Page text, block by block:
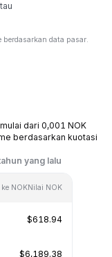
data pasar.
dari 0,001 NOK
berdasarkan kuotasi
yang lalu
NOKNilai NOK
$618.94
$6,189.38